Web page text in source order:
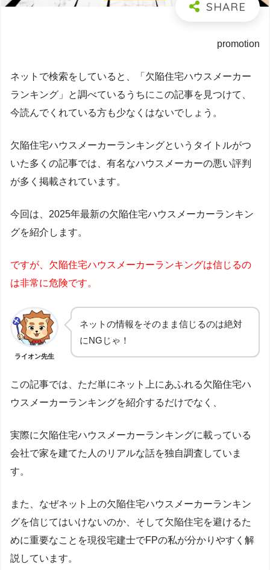
promotion
ネットで検索をしていると、「欠陥住宅ハウスメーカー
ランキング」と調べているうちにこの記事を見つけて、
今読んでくれている方も少なくはないでしょう。
欠陥住宅ハウスメーカーランキングというタイトルがつ
いた多くの記事では、有名なハウスメーカーの悪い評判
が多く掲載されています。
今回は、2025年最新の欠陥住宅ハウスメーカーランキン
グを紹介します。
ですが、欠陥住宅ハウスメーカーランキングは信じるの
は非常に危険です。
ライオン先生
ネットの情報をそのまま信じるのは絶対
にNGじゃ！
この記事では、ただ単にネット上にあふれる欠陥住宅ハ
ウスメーカーランキングを紹介するだけでなく、
実際に欠陥住宅ハウスメーカーランキングに載っている
会社で家を建てた人のリアルな話を独自調査していま
す。
また、なぜネット上の欠陥住宅ハウスメーカーランキン
グを信じてはいけないのか、そして欠陥住宅を避けるた
めに重要なことを現役宅建士でFPの私が分かりやすく解
説しています。